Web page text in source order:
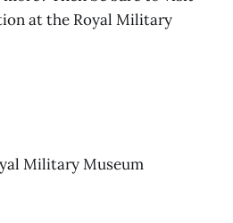
at the Royal Military
Military Museum